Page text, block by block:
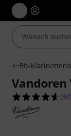
Bb-
Vandoren
(34